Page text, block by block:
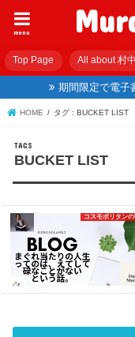
menu
Top Page All about 村
期間限定で電子
HOME タグ : BUCKET LIST
BUCKET LIST
コスモポリタン